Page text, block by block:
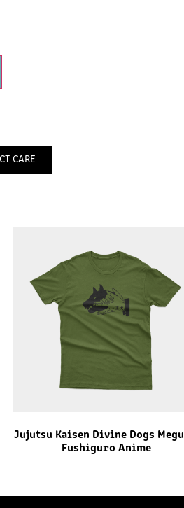
CARE
Jujutsu Kaisen Divine Dogs
Fushiguro Anime